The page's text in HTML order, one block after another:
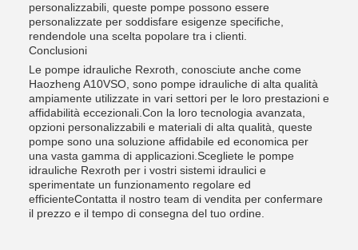
personalizzabili, queste pompe possono essere
personalizzate per soddisfare esigenze specifiche,
rendendole una scelta popolare tra i clienti.
Conclusioni
Le pompe idrauliche Rexroth, conosciute anche come
Haozheng A10VSO, sono pompe idrauliche di alta qualità
ampiamente utilizzate in vari settori per le loro prestazioni e
affidabilità eccezionali.Con la loro tecnologia avanzata,
opzioni personalizzabili e materiali di alta qualità, queste
pompe sono una soluzione affidabile ed economica per
una vasta gamma di applicazioni.Scegliete le pompe
idrauliche Rexroth per i vostri sistemi idraulici e
sperimentate un funzionamento regolare ed
efficienteContatta il nostro team di vendita per confermare
il prezzo e il tempo di consegna del tuo ordine.